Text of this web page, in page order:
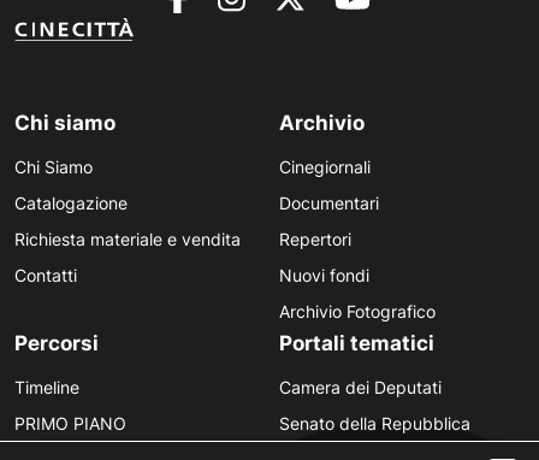
Chi siamo
Chi Siamo
Catalogazione
Richiesta materiale e vendita
Contatti
Archivio
Cinegiornali
Documentari
Repertori
Nuovi fondi
Archivio Fotografico
Percorsi
Timeline
PRIMO PIANO
Portali tematici
Camera dei Deputati
Senato della Repubblica